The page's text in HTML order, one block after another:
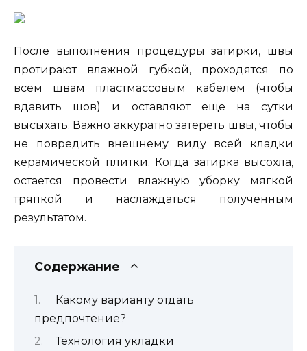
После выполнения процедуры затирки, швы
протирают влажной губкой, проходятся по
всем швам пластмассовым кабелем (чтобы
вдавить шов) и оставляют еще на сутки
высыхать. Важно аккуратно затереть швы, чтобы
не повредить внешнему виду всей кладки
керамической плитки. Когда затирка высохла,
остается провести влажную уборку мягкой
тряпкой и наслаждаться полученным
результатом.
Содержание
Какому варианту отдать
предпочтение?
Технология укладки